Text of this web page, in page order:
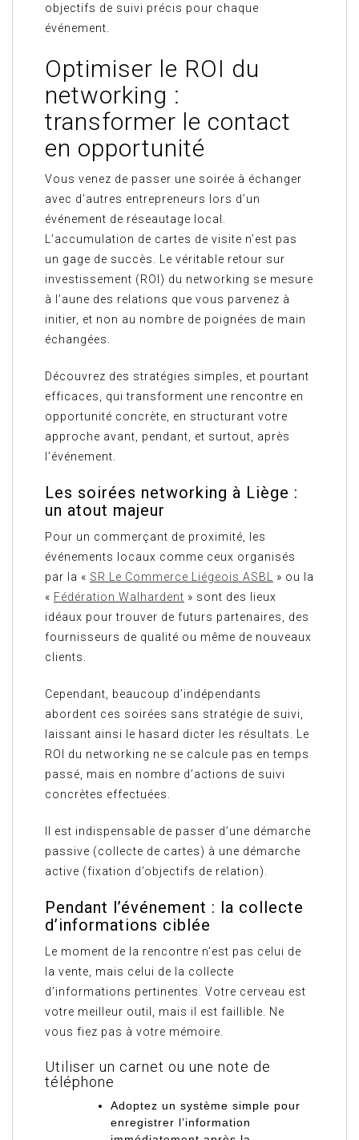
objectifs de suivi précis pour chaque
événement.
Optimiser le ROI du
networking :
transformer le contact
en opportunité
Vous venez de passer une soirée à échanger
avec d’autres entrepreneurs lors d’un
événement de réseautage local.
L’accumulation de cartes de visite n’est pas
un gage de succès. Le véritable retour sur
investissement (ROI) du networking se mesure
à l’aune des relations que vous parvenez à
initier, et non au nombre de poignées de main
échangées.
Découvrez des stratégies simples, et pourtant
efficaces, qui transforment une rencontre en
opportunité concrète, en structurant votre
approche avant, pendant, et surtout, après
l’événement.
Les soirées networking à Liège :
un atout majeur
Pour un commerçant de proximité, les
événements locaux comme ceux organisés
par la « SR Le Commerce Liégeois ASBL
» ou la
« Fédération Walhardent » sont des lieux
idéaux pour trouver de futurs partenaires, des
fournisseurs de qualité ou même de nouveaux
clients.
Cependant, beaucoup d’indépendants
abordent ces soirées sans stratégie de suivi,
laissant ainsi le hasard dicter les résultats. Le
ROI du networking ne se calcule pas en temps
passé, mais en nombre d’actions de suivi
concrètes effectuées.
Il est indispensable de passer d’une démarche
passive (collecte de cartes) à une démarche
active (fixation d’objectifs de relation).
Pendant l’événement : la collecte
d’informations ciblée
Le moment de la rencontre n’est pas celui de
la vente, mais celui de la collecte
d’informations pertinentes. Votre cerveau est
votre meilleur outil, mais il est faillible. Ne
vous fiez pas à votre mémoire.
Utiliser un carnet ou une note de
téléphone
Adoptez un système simple pour
enregistrer l’information